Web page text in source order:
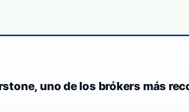
uno de los brókers más